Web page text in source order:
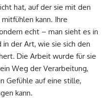
hat, auf der sie mit den
kann. Ihre
echt – man sieht es in
in der Art, wie sie sich den
Die Arbeit wurde für sie
Weg der Verarbeitung,
Gefühle auf eine stille,
kann.